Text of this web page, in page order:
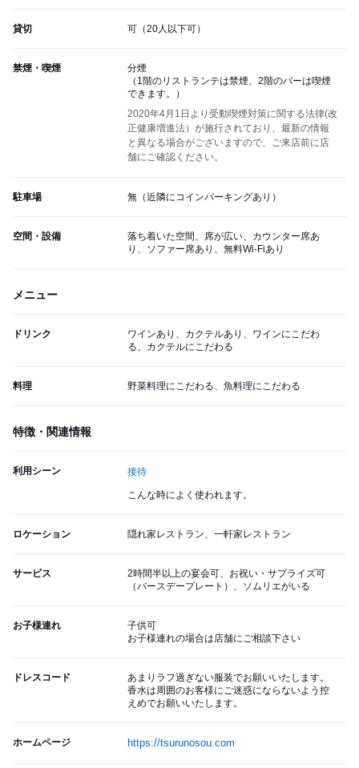
貸切 可（20人以下可）
禁煙・喫煙
分煙
（1階のリストランテは禁煙、2階のバーは喫煙
できます。）
2020年4月1日より受動喫煙対策に関する法律(改
正健康増進法）が施行されており、最新の情報
と異なる場合がございますので、ご来店前に店
舗にご確認ください。
駐車場 無（近隣にコインパーキングあり）
空間・設備
落ち着いた空間、席が広い、カウンター席あ
り、ソファー席あり、無料Wi-Fiあり
メニュー
ドリンク
ワインあり、カクテルあり、ワインにこだわ
る、カクテルにこだわる
料理 野菜料理にこだわる、魚料理にこだわる
特徴・関連情報
利用シーン 接待
こんな時によく使われます。
ロケーション 隠れ家レストラン、一軒家レストラン
サービス
2時間半以上の宴会可、お祝い・サプライズ可
（バースデープレート）、ソムリエがいる
お子様連れ
子供可
お子様連れの場合は店舗にご相談下さい
ドレスコード
あまりラフ過ぎない服装でお願いいたします。
香水は周囲のお客様にご迷惑にならないよう控
えめでお願いいたします。
ホームページ https://tsurunosou.com